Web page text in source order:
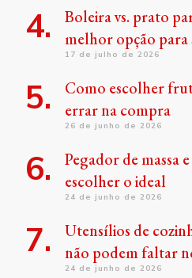
Boleira vs. prato
melhor opção para
17 de julho de 2026
Como escolher
errar na compra
26 de junho de 2026
Pegador de massa
escolher o ideal
24 de junho de 2026
Utensílios de
não podem faltar
24 de junho de 2026